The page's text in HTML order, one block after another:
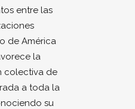
entre las
de América
la
colectiva de
a toda la
su